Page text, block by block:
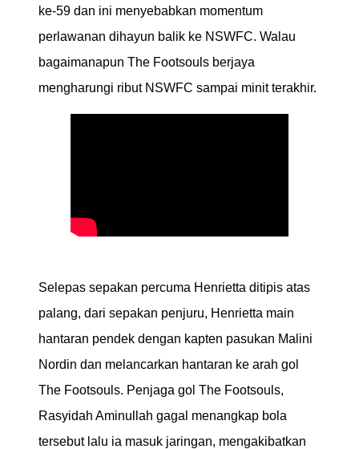
ke-59 dan ini menyebabkan momentum
perlawanan dihayun balik ke NSWFC. Walau
bagaimanapun The Footsouls berjaya
mengharungi ribut NSWFC sampai minit terakhir.
Selepas sepakan percuma Henrietta ditipis atas
palang, dari sepakan penjuru, Henrietta main
hantaran pendek dengan kapten pasukan Malini
Nordin dan melancarkan hantaran ke arah gol
The Footsouls. Penjaga gol The Footsouls,
Rasyidah Aminullah gagal menangkap bola
tersebut lalu ia masuk jaringan, mengakibatkan